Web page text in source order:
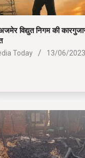
विद्युत निगम की
Today 13/06/2023